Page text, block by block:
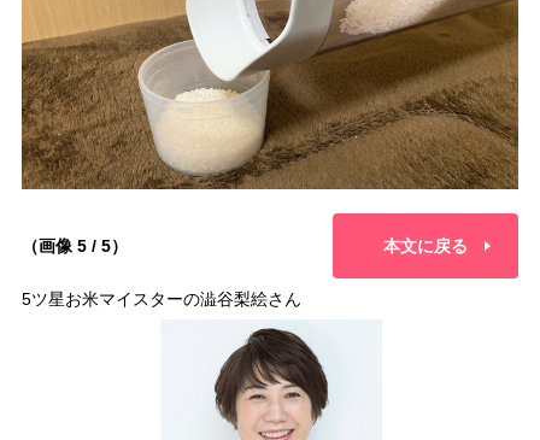
（画像 5 / 5） 本文に戻る
5ツ星お米マイスターの澁谷梨絵さん